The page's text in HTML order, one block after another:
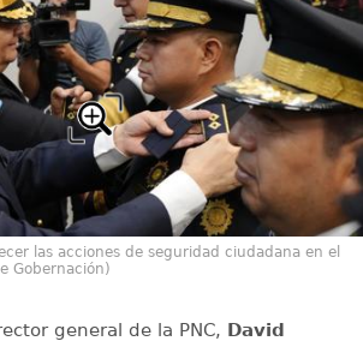
las acciones de seguridad ciudadana en el
Gobernación)
general de la PNC, David